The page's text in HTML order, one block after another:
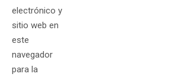
electrónico y
sitio web en
este
navegador
para la